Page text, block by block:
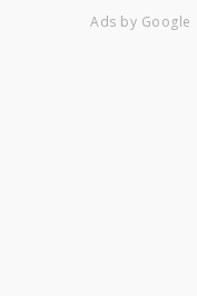
Ads by Google